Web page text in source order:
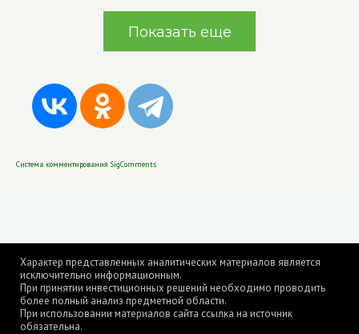
Показать еще
Система комментирования SigComments
Характер представленных аналитических материалов является
исключительно информационным.
При принятии инвестиционных решений необходимо проводить
более полный анализ предметной области.
При использовании материалов сайта ссылка на источник
обязательна.